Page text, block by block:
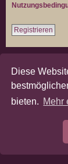
Diese
bieten. Mehr
Registrieren
Pro Ubuntu